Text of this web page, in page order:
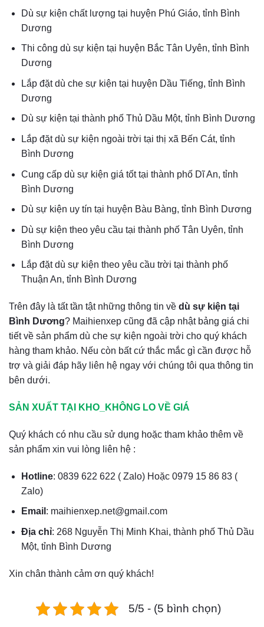
Dù sự kiện chất lượng tại huyện Phú Giáo, tỉnh Bình
Dương
Thi công dù sự kiện tại huyện Bắc Tân Uyên, tỉnh Bình
Dương
Lắp đặt dù che sự kiện tại huyện Dầu Tiếng, tỉnh Bình
Dương
Dù sự kiện tại thành phố Thủ Dầu Một, tỉnh Bình Dương
Lắp đặt dù sự kiện ngoài trời tại thị xã Bến Cát, tỉnh
Bình Dương
Cung cấp dù sự kiện giá tốt tại thành phố Dĩ An, tỉnh
Bình Dương
Dù sự kiện uy tín tại huyện Bàu Bàng, tỉnh Bình Dương
Dù sự kiện theo yêu cầu tại thành phố Tân Uyên, tỉnh
Bình Dương
Lắp đặt dù sự kiện theo yêu cầu trời tại thành phố
Thuận An, tỉnh Bình Dương
Trên đây là tất tần tật những thông tin về dù sự kiện tại
Bình Dương? Maihienxep cũng đã cập nhật bảng giá chi
tiết về sản phẩm dù che sự kiện ngoài trời cho quý khách
hàng tham khảo. Nếu còn bất cứ thắc mắc gì cần được hỗ
trợ và giải đáp hãy liên hệ ngay với chúng tôi qua thông tin
bên dưới.
SẢN XUẤT TẠI KHO_KHÔNG LO VỀ GIÁ
Quý khách có nhu cầu sử dụng hoặc tham khảo thêm về
sản phẩm xin vui lòng liên hệ :
Hotline: 0839 622 622 ( Zalo) Hoặc 0979 15 86 83 (
Zalo)
Email : maihienxep.net@gmail.com
Địa chỉ: 268 Nguyễn Thị Minh Khai, thành phố Thủ Dầu
Một, tỉnh Bình Dương
Xin chân thành cảm ơn quý khách!
5/5 - (5 bình chọn)